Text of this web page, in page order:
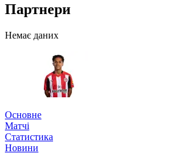
Партнери
Немає даних
Основне
Матчі
Статистика
Новини